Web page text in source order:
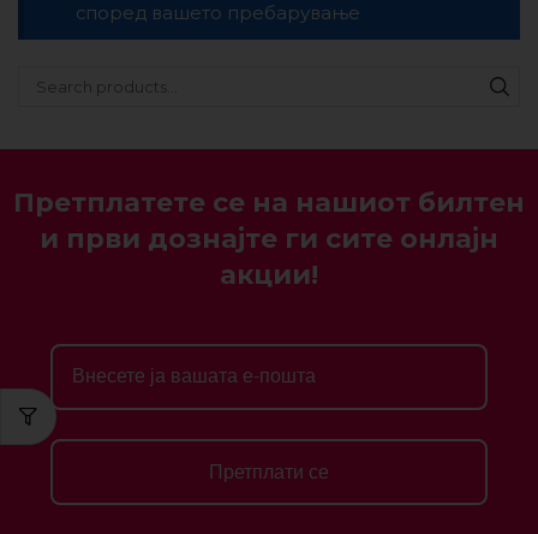
според вашето пребарување
Претплатете се на нашиот билтен
и први дознајте ги сите онлајн
акции!
Претплати се